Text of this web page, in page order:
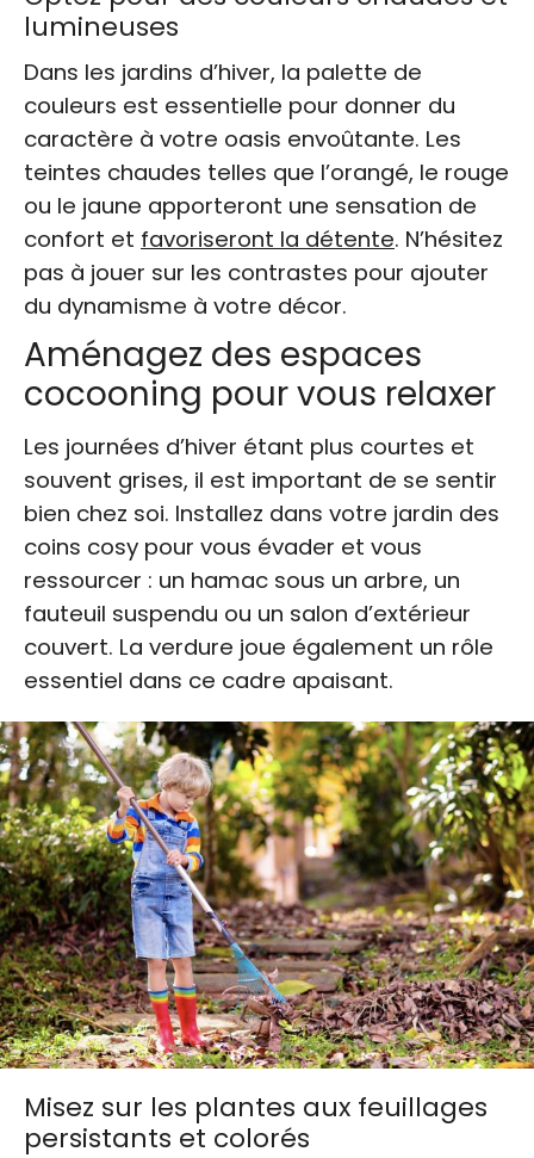
lumineuses
Dans les jardins d’hiver, la palette de
couleurs est essentielle pour donner du
caractère à votre oasis envoûtante. Les
teintes chaudes telles que l’orangé, le rouge
ou le jaune apporteront une sensation de
confort et favoriseront la détente. N’hésitez
pas à jouer sur les contrastes pour ajouter
du dynamisme à votre décor.
Aménagez des espaces
cocooning pour vous relaxer
Les journées d’hiver étant plus courtes et
souvent grises, il est important de se sentir
bien chez soi. Installez dans votre jardin des
coins cosy pour vous évader et vous
ressourcer : un hamac sous un arbre, un
fauteuil suspendu ou un salon d’extérieur
couvert. La verdure joue également un rôle
essentiel dans ce cadre apaisant.
Misez sur les plantes aux feuillages
persistants et colorés